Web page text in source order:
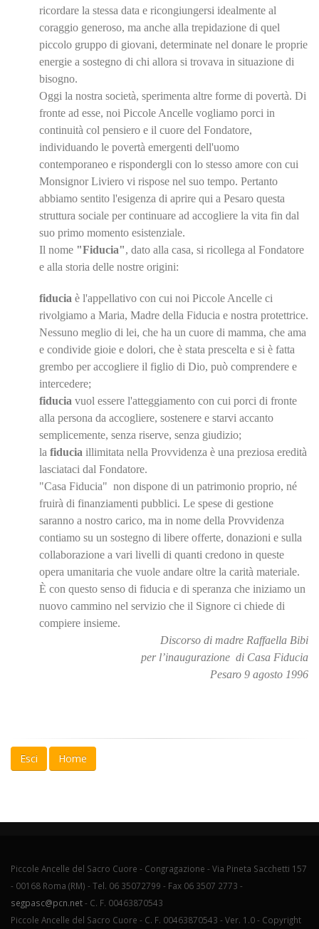
ricordare la stessa data e ricongiungersi idealmente al
coraggio generoso, ma anche alla trepidazione di quel
piccolo gruppo di giovani, determinate nel donare le proprie
energie a sostegno di chi allora si trovava in situazione di
bisogno.
Oggi la nostra società, sperimenta altre forme di povertà. Di
fronte ad esse, noi Piccole Ancelle vogliamo porci in
continuità col pensiero e il cuore del Fondatore,
individuando le povertà emergenti dell'uomo
contemporaneo e rispondergli con lo stesso amore con cui
Monsignor Liviero vi rispose nel suo tempo. Pertanto
abbiamo sentito l'esigenza di aprire qui a Pesaro questa
struttura sociale per continuare ad accogliere la vita fin dal
suo primo momento esistenziale.
Il nome "Fiducia", dato alla casa, si ricollega al Fondatore
e alla storia delle nostre origini:
fiducia è l'appellativo con cui noi Piccole Ancelle ci
rivolgiamo a Maria, Madre della Fiducia e nostra protettrice.
Nessuno meglio di lei, che ha un cuore di mamma, che ama
e condivide gioie e dolori, che è stata prescelta e si è fatta
grembo per accogliere il figlio di Dio, può comprendere e
intercedere;
fiducia vuol essere l'atteggiamento con cui porci di fronte
alla persona da accogliere, sostenere e starvi accanto
semplicemente, senza riserve, senza giudizio;
la fiducia illimitata nella Provvidenza è una preziosa eredità
lasciataci dal Fondatore.
"Casa Fiducia" non dispone di un patrimonio proprio, né
fruirà di finanziamenti pubblici. Le spese di gestione
saranno a nostro carico, ma in nome della Provvidenza
contiamo su un sostegno di libere offerte, donazioni e sulla
collaborazione a vari livelli di quanti credono in queste
opera umanitaria che vuole andare oltre la carità materiale.
È con questo senso di fiducia e di speranza che iniziamo un
nuovo cammino nel servizio che il Signore ci chiede di
compiere insieme.
Discorso di madre Raffaella Bibi
per l’inaugurazione di Casa Fiducia
Pesaro 9 agosto 1996
Esci Home
Piccole Ancelle del Sacro Cuore - Congragazione - Via Pineta Sacchetti 157
- 00168 Roma (RM) - Tel. 06 35072799 - Fax 06 3507 2773 -
segpasc@pcn.net- C. F. 00463870543
Piccole Ancelle del Sacro Cuore - C. F. 00463870543 - Ver. 1.0 - Copyright